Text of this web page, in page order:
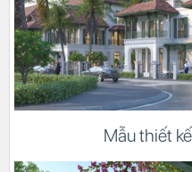
Mẫu thiết